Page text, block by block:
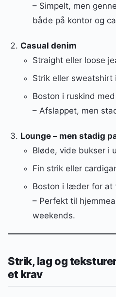
– Simpelt, men
både på kontor og
Casual denim
Straight eller loose
Strik eller
Boston i ruskind
– Afslappet, men
Lounge – men stadig
Bløde, vide bukser i
Fin strik eller
Boston i læder for at
– Perfekt til
weekends.
Strik, lag og
et krav